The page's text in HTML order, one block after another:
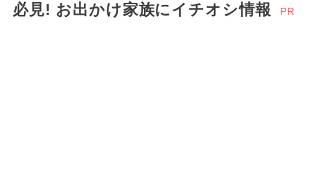
必見! お出かけ家族にイチオシ情報 PR